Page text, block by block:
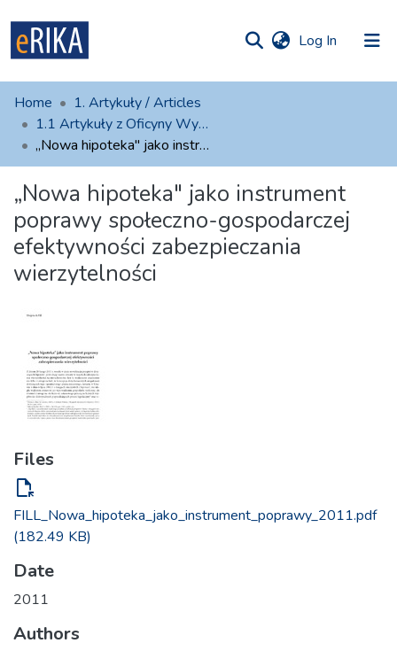
Log In (current)
UAFM
Information
For authors
Help
Contact
Home
1. Artykuły / Articles
1.1 Artykuły z Oficyny Wydawniczej AFM
„Nowa hipoteka" jako instrument poprawy społeczno-gospodarczej efektywności zabezpieczania wierzytelności
„Nowa hipoteka" jako instrument
poprawy społeczno-gospodarczej
efektywności zabezpieczania
wierzytelności
Files
file_open
FILL_Nowa_hipoteka_jako_instrument_poprawy_2011.pdf
(182.49 KB)
Date
2011
Authors